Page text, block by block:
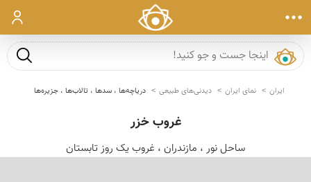
ورود
جست و
ایران نمای ایران دیدنی‌های طبیعی دریاچه‌ها ، سدها ، تالاب‌ها ، جزیره‌ها
غروب خزر
ساحل نور ، مازندران ، غروب یک روز تابستان